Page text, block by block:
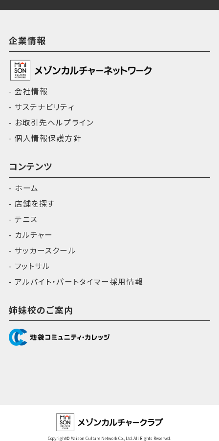
企業情報
会社情報
サステナビリティ
お取引先ヘルプライン
個人情報保護方針
コンテンツ
ホーム
店舗を探す
テニス
カルチャー
サッカースクール
フットサル
アルバイト・パートタイマー採用情報
姉妹校のご案内
Copyright© Maison Culture Network Co., Ltd. All Rights Reserved.